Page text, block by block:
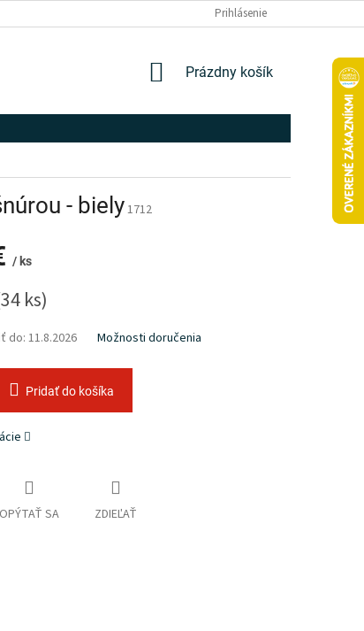
SPRACOVANIA A OCHRANY OSOBNÝCH ÚDAJOVPrihlásenie
NÁKUPNÝ
Prázdny košík
- biely1712
/ ks
ks)
do: 11.8.2026 Možnosti doručenia
Pridať do košíka
OPÝTAŤ SA ZDIEĽAŤ